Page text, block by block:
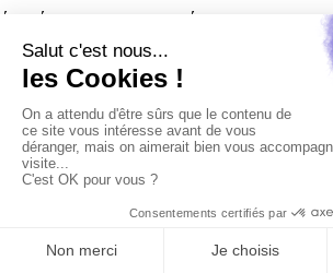
όχι μόνο να συμμορφωνόμαστε με τους
αλλά και να ανοίξουμε το δρόμο για την
χρήση των αναδυόμενων τεχνολογιών.
Η ενεργός συμμετοχή σας σε αυτήν τη
ευπρόσδεκτη, αλλά και απαραίτητη για
στο μέλλον της προστασίας δεδομένων